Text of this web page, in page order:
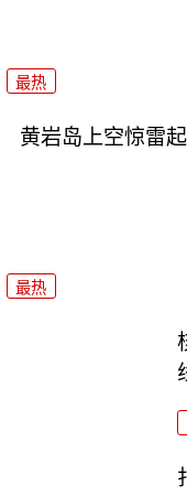
最热
黄岩岛上空惊雷
最热